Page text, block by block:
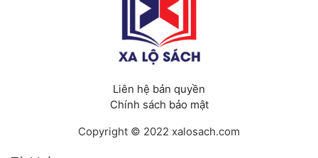
Liên hệ bản quyền
Chính sách bảo mật
Copyright © 2022 xalosach.com